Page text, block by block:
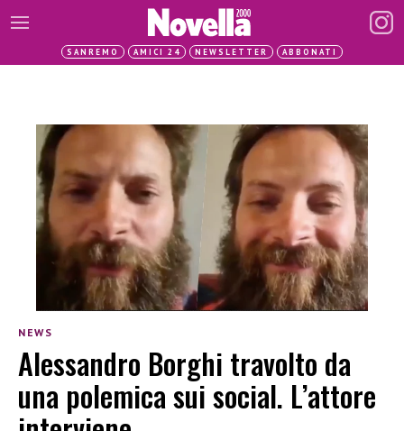
SANREMO AMICI 24 NEWSLETTER ABBONATI
NEWS
Alessandro Borghi travolto da
una polemica sui social. L’attore